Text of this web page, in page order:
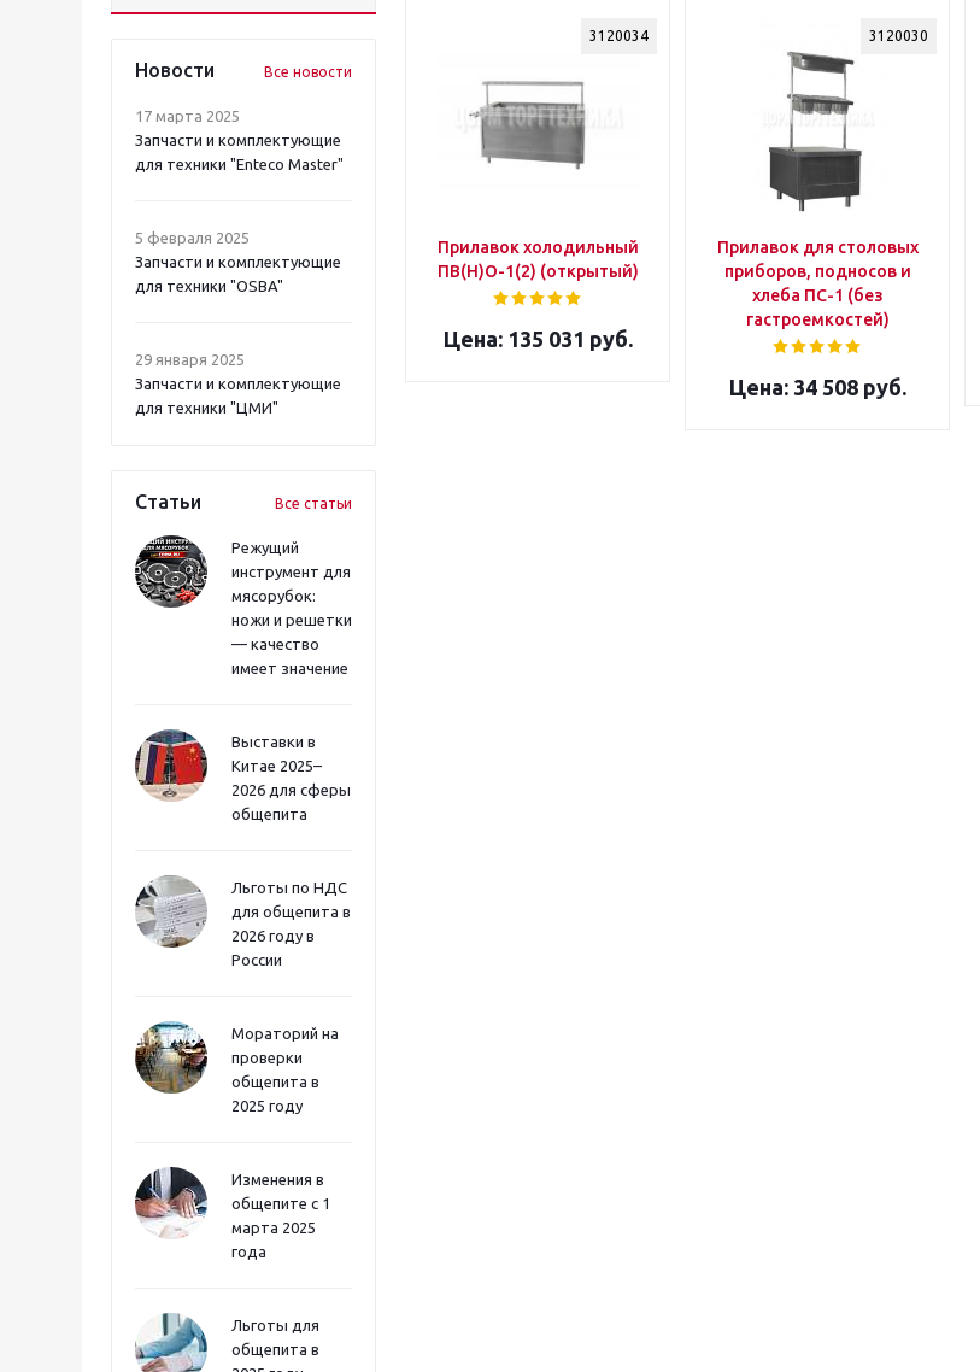
Новости Все новости
17 марта 2025
Запчасти и комплектующие
для техники "Enteco Master"
5 февраля 2025
Запчасти и комплектующие
для техники "OSBA"
29 января 2025
Запчасти и комплектующие
для техники "ЦМИ"
Статьи Все статьи
Режущий
инструмент для
мясорубок:
ножи и решетки
— качество
имеет значение
Выставки в
Китае 2025–
2026 для сферы
общепита
Льготы по НДС
для общепита в
2026 году в
России
Мораторий на
проверки
общепита в
2025 году
Изменения в
общепите с 1
марта 2025
года
Льготы для
общепита в
3120034
Прилавок холодильный
ПВ(Н)О-1(2) (открытый)
135 031 руб.
3120030
Прилавок для столовых
приборов, подносов и
хлеба ПС-1 (без
гастроемкостей)
34 508 руб.